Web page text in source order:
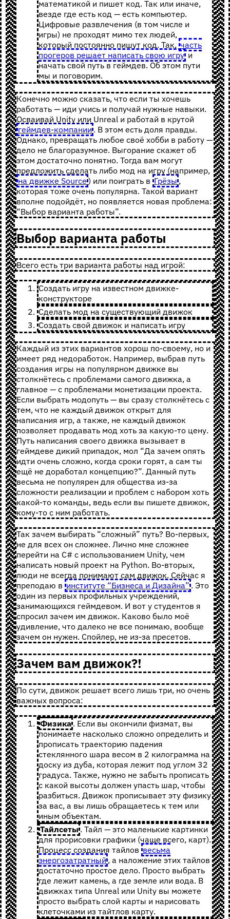
математикой и пишет код. Так или иначе,
везде где есть код — есть компьютер.
Цифровые развлечения (в том числе и
игры) не проходят мимо тех людей,
который постоянно пишут код. Так, часть
прогеров решает написать свою игру и
начать свой путь в геймдев. Об этом пути
мы и поговорим.
Конечно можно сказать, что если ты хочешь
работать — иди учись и получай нужные навыки.
Осваивай Unity или Unreal и работай в крутой
геймдев-компании . В этом есть доля правды.
Однако, превращать любое своё хобби в работу —
дело не благоразумное. Выгорание скажет об
этом достаточно понятно. Тогда вам могут
предложить сделать либо мод на игру (например,
на движке Source ) или поиграть в Грёзы ,
которая тоже очень популярна. Такой вариант
вполне подойдёт, но появляется новая проблема:
“Выбор варианта работы”.
Выбор варианта работы
Всего есть три варианта работы над игрой:
Создать игру на известном движке-
конструкторе
Сделать мод на существующий движок
Создать свой движок и написать игру
Каждый из этих вариантов хорош по-своему, но и
имеет ряд недоработок. Например, выбрав путь
создания игры на популярном движке вы
столкнётесь с проблемами самого движка, а
главное — с проблемами монетизации проекта.
Если выбрать модопуть — вы сразу столкнётесь с
тем, что не каждый движок открыт для
написания игр, а также, не каждый движок
позволяет продавать мод хоть за какую-то цену.
Путь написания своего движка вызывает в
геймдеве дикий припадок, мол “Да зачем опять
идти очень сложно, когда сроки горят, а сам ты
ещё не доработал концепцию?”. Данный путь
весьма не популярен для общества из-за
сложности реализации и проблем с набором хоть
какой-то команды, ведь если вы пишете движок,
кому-то с ним работать.
Так зачем выбирать “сложный” путь? Во-первых,
не для всех он сложнее. Лично мне сложнее
перейти на C# с использованием Unity, чем
написать новый проект на Python. Во-вторых,
люди не всегда понимают сам движок. Сейчас я
преподаю в институте “Бизнеса и Дизайна” . Это
один из первых профильных учреждений,
занимающихся геймдевом. И вот у студентов я
спросил зачем им движок. Каково было моё
удивление, что далеко не все понимаю, вообще
зачем он нужен. Спойлер, не из-за пресетов.
Зачем вам движок?!
По сути, движок решает всего лишь три, но очень
важных вопроса:
Физика . Если вы окончили физмат, вы
понимаете насколько сложно определить и
прописать траекторию падения
стеклянного шара весом в 2 килограмма на
доску из дуба, которая лежит под углом 32
градуса. Также, нужно не забыть прописать
с какой высоты должен упасть шар, чтобы
разбиться. Движок прописывает эту физику
за вас, а вы лишь обращаетесь к тем или
иным объектам.
Тайлсеты . Тайл — это маленькие картинки
для прорисовки графики (чаще всего, карт).
Процесс создания тайлов весьма
энергозатратный , а наложение этих тайлов
достаточно простое дело. Просто выбрать
где лежит камень, а где земле или вода. В
движках типа Unreal или Unity вы можете
просто выбрать слой карты и нарисовать
клеточками из тайтлов карту.